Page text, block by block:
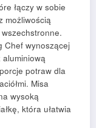
łączy w sobie
możliwością
Chef wynoszącej
potraw dla
Misa
wysoką
która ułatwia